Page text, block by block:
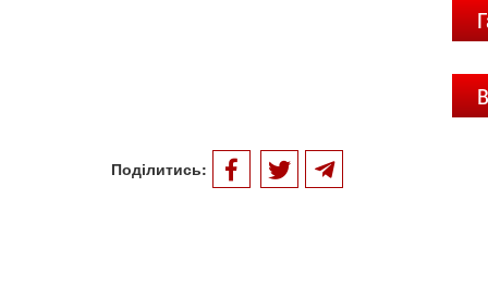
Поділитись: